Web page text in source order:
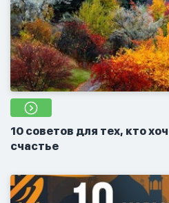
10 советов для тех, кто
счастье